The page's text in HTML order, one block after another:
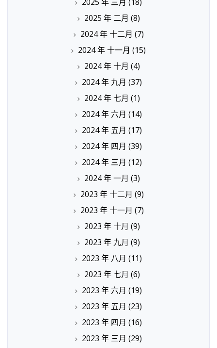
2025 年 二月 (8)
2024 年 十二月 (7)
2024 年 十一月 (15)
2024 年 十月 (4)
2024 年 九月 (37)
2024 年 七月 (1)
2024 年 六月 (14)
2024 年 五月 (17)
2024 年 四月 (39)
2024 年 三月 (12)
2024 年 一月 (3)
2023 年 十二月 (9)
2023 年 十一月 (7)
2023 年 十月 (9)
2023 年 九月 (9)
2023 年 八月 (11)
2023 年 七月 (6)
2023 年 六月 (19)
2023 年 五月 (23)
2023 年 四月 (16)
2023 年 三月 (29)